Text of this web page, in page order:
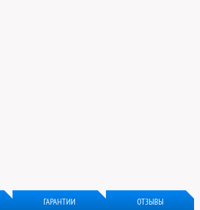
ГАРАНТИИ ОТЗЫВЫ